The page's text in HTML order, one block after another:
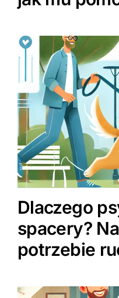
Dlaczego
spacery?
potrzebie